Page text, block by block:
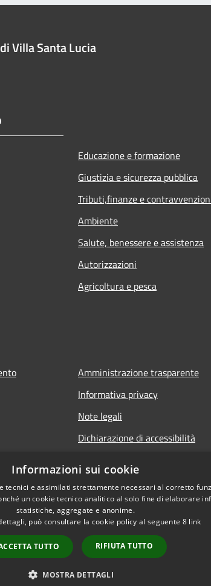
Villa Santa Lucia
Educazione e formazione
Giustizia e sicurezza pubblica
Tributi,finanze e
Ambiente
Salute, benessere e assistenza
Autorizzazioni
Agricoltura e pesca
Amministrazione trasparente
Informativa privacy
Note legali
Dichiarazione di accessibilità
Copyright © 2026 •
Informazioni sui cookie
tecnici e assimilati strettamente necessari al corretto
un cookie tecnico analitico al solo fine di elaborare
statistiche, aggregate e anonime.
può consultare la cookie policy al seguente 8 link
TUTTO RIFIUTA TUTTO
MOSTRA DETTAGLI